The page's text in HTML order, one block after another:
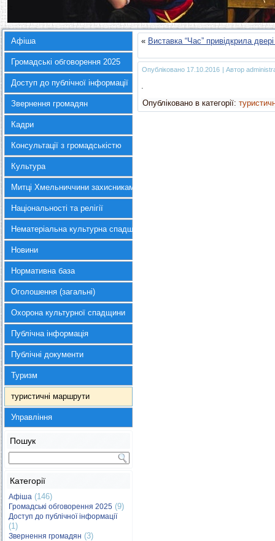
Афіша
Громадські обговорення 2025
Доступ до публічної інформації
Звернення громадян
Кадри
Консультації з громадськістю
Культура
Митці Хмельниччини захисникам України
Національності та релігії
Нематеріальна культурна спадщина
Новини
Нормативна база
Оголошення (загальні)
Охорона культурної спадщини
Публічна інформація
Публічні документи
Туризм
туристичні маршрути
Управління
Пошук
Категорії
Афіша (146)
Громадські обговорення 2025 (9)
Доступ до публічної інформації
(1)
Звернення громадян (3)
« Виставка “Час” привідкрила
Опубліковано 17.10.2016 | Автор
.
Опубліковано в категорії: